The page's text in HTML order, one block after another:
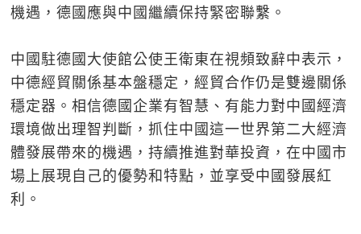
機遇，德國應與中國繼續保持緊密聯繫。
中國駐德國大使館公使王衛東在視頻致辭中表示，
中德經貿關係基本盤穩定，經貿合作仍是雙邊關係
穩定器。相信德國企業有智慧、有能力對中國經濟
環境做出理智判斷，抓住中國這一世界第二大經濟
體發展帶來的機遇，持續推進對華投資，在中國市
場上展現自己的優勢和特點，並享受中國發展紅
利。